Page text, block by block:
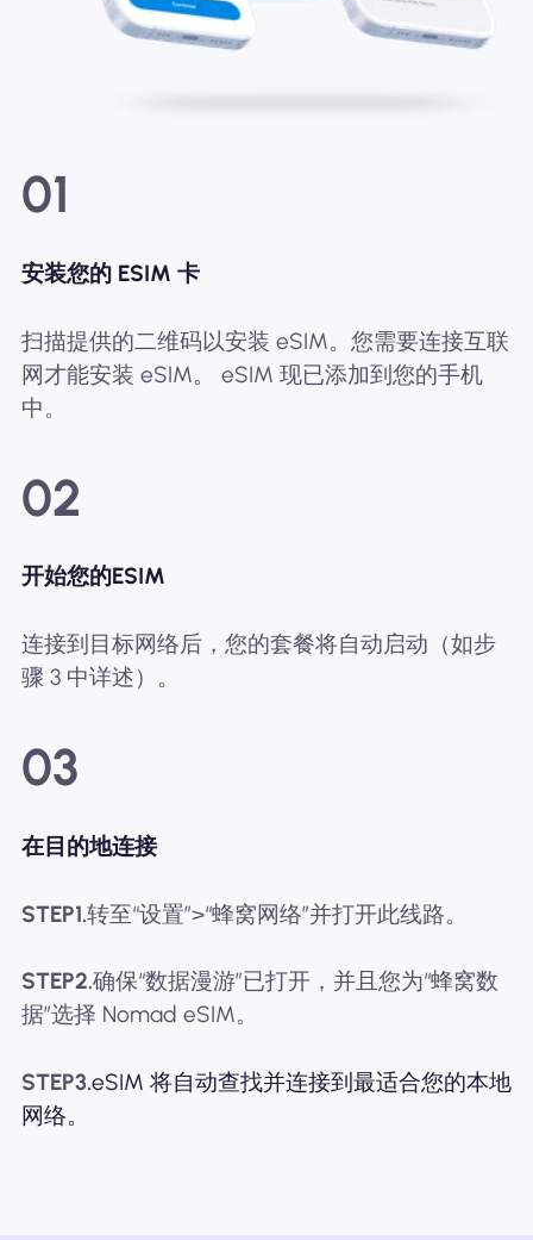
01
安装您的 ESIM 卡
扫描提供的二维码以安装 eSIM。您需要连接互联
网才能安装 eSIM。 eSIM 现已添加到您的手机
中。
02
开始您的ESIM
连接到目标网络后，您的套餐将自动启动（如步
骤 3 中详述）。
03
在目的地连接
STEP1.转至“设置”>“蜂窝网络”并打开此线路。
STEP2.确保“数据漫游”已打开，并且您为“蜂窝数
据”选择 Nomad eSIM。
STEP3.eSIM 将自动查找并连接到最适合您的本地
网络。